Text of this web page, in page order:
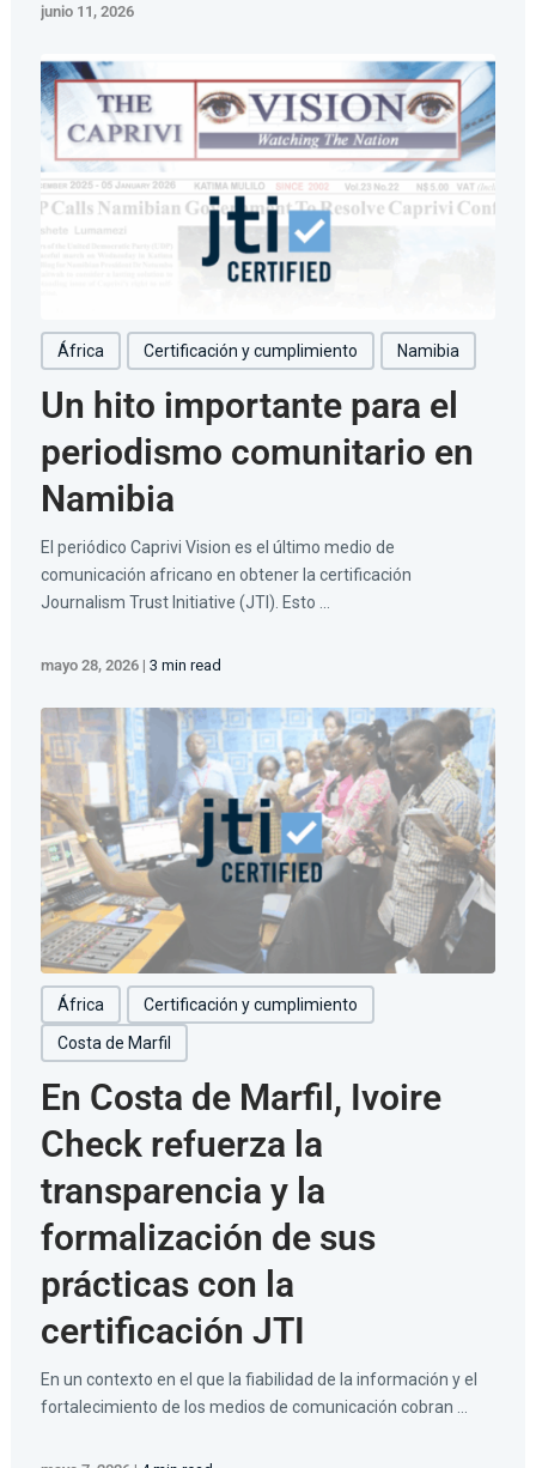
junio 11, 2026
África Certificación y cumplimiento Namibia
Un hito importante para el
periodismo comunitario en
Namibia
El periódico Caprivi Vision es el último medio de
comunicación africano en obtener la certificación
Journalism Trust Initiative (JTI). Esto ...
mayo 28, 2026| 3 min read
África
Certificación y cumplimiento
Costa de Marfil
En Costa de Marfil, Ivoire
Check refuerza la
transparencia y la
formalización de sus
prácticas con la
certificación JTI
En un contexto en el que la fiabilidad de la información y el
fortalecimiento de los medios de comunicación cobran ...